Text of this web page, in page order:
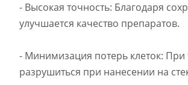
- Высокая точность: Благодаря
улучшается качество препаратов.
- Минимизация потерь клеток: При
разрушиться при нанесении на